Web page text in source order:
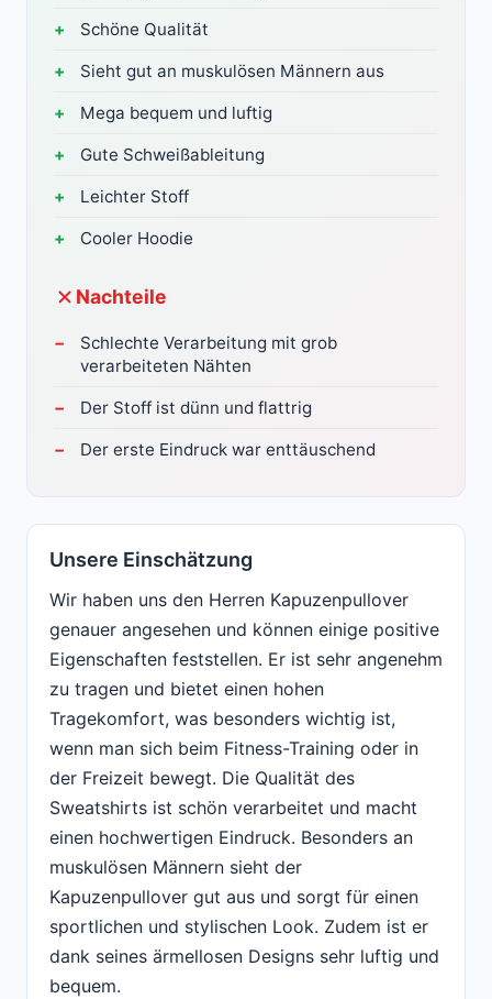
Schöne Qualität
Sieht gut an muskulösen Männern aus
Mega bequem und luftig
Gute Schweißableitung
Leichter Stoff
Cooler Hoodie
Nachteile
Schlechte Verarbeitung mit grob
verarbeiteten Nähten
Der Stoff ist dünn und flattrig
Der erste Eindruck war enttäuschend
Unsere Einschätzung
Wir haben uns den Herren Kapuzenpullover
genauer angesehen und können einige positive
Eigenschaften feststellen. Er ist sehr angenehm
zu tragen und bietet einen hohen
Tragekomfort, was besonders wichtig ist,
wenn man sich beim Fitness-Training oder in
der Freizeit bewegt. Die Qualität des
Sweatshirts ist schön verarbeitet und macht
einen hochwertigen Eindruck. Besonders an
muskulösen Männern sieht der
Kapuzenpullover gut aus und sorgt für einen
sportlichen und stylischen Look. Zudem ist er
dank seines ärmellosen Designs sehr luftig und
bequem.